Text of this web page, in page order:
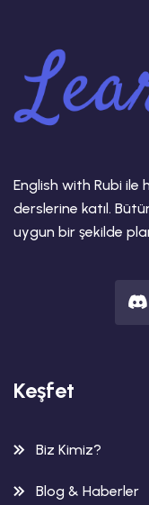
English with Rubi ile
derslerine katıl.
uygun bir şekilde
Keşfet
Biz Kimiz?
Blog & Haberler